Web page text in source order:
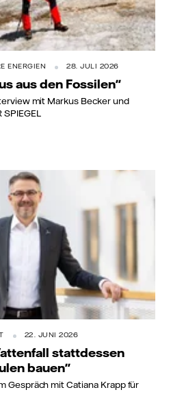
ENERGIEN 28. JULI 2026
aus den Fossilen"
mit Markus Becker und
22. JUNI 2026
stattdessen
bauen"
Gespräch mit Catiana Krapp für